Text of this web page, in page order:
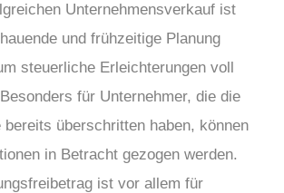
Unternehmensverkauf ist
und frühzeitige Planung
steuerliche Erleichterungen voll
für Unternehmer, die die
bereits überschritten haben, können
in Betracht gezogen werden.
ist vor allem für